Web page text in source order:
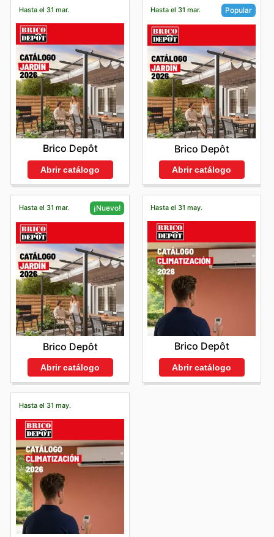
Hasta el 31 mar.
Brico Depôt
Abrir catálogo
Hasta el 31 mar. Popular
Brico Depôt
Abrir catálogo
Hasta el 31 mar. ¡Nuevo!
Brico Depôt
Abrir catálogo
Hasta el 31 may.
Brico Depôt
Abrir catálogo
Hasta el 31 may.